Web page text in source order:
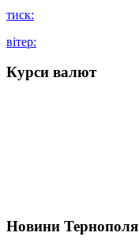
тиск:
вітер:
Курси валют
Новини Тернополя